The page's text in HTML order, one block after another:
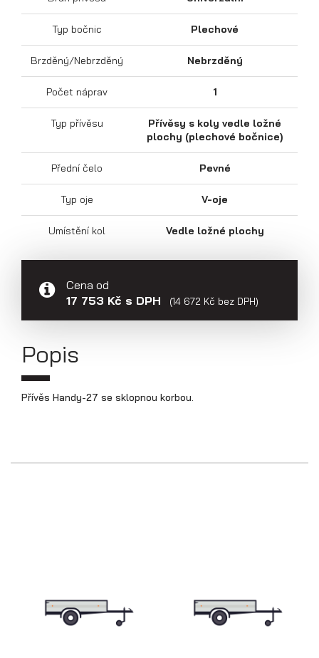
Přepravníky aut
Typ bočnic Plechové
Brzděný/Nebrzděný Nebrzděný
Počet náprav 1
Typ přívěsu
Přívěsy s koly vedle ložné
plochy (plechové bočnice)
Přední čelo Pevné
Typ oje V-oje
Umístění kol Vedle ložné plochy
Cena od
17 753 Kč s DPH
(14 672 Kč bez DPH)
Popis
Přívěs Handy-27 se sklopnou korbou.